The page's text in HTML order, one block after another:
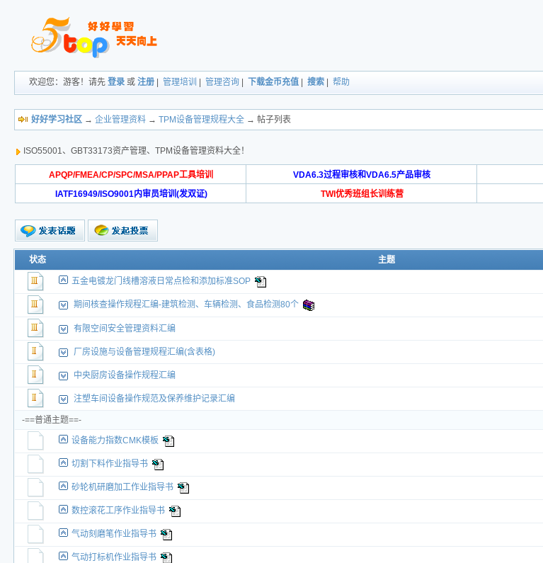
欢迎您：游客！请先登录 或注册 |管理培训 |管理咨询 下载金币充值 |搜索 |帮助
好好学习社区 →企业管理资料 →TPM设备管理规程大全 → 帖子列表
ISO55001、GBT33173资产管理、TPM设备管理资料大全！
APQP/FMEA/CP/SPC/MSA/PPAP工具培训 VDA6.3过程审核和VDA6.5产品审核
IATF16949/ISO9001内审员培训(发双证)
TWI优秀班组长训练营
状态 主题
五金电镀龙门线槽溶液日常点检和添加标准SOP
期间核查操作规程汇编-建筑检测、车辆检测、食品检测80个
有限空间安全管理资料汇编
厂房设施与设备管理规程汇编(含表格)
中央厨房设备操作规程汇编
注塑车间设备操作规范及保养维护记录汇编
-==普通主题==-
设备能力指数CMK模板
切割下料作业指导书
砂轮机研磨加工作业指导书
数控滚花工序作业指导书
气动刻磨笔作业指导书
气动打标机作业指导书